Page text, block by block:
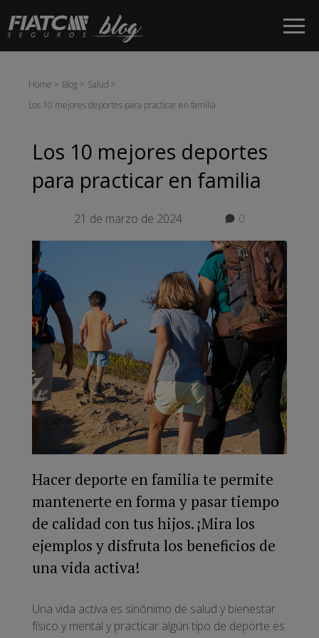
Saltar al contenido principal
Home Blog
Salud
Los 10 mejores deportes para practicar en familia
Los 10 mejores deportes
para practicar en familia
21 de marzo de 2024 0
Hacer deporte en familia te permite
mantenerte en forma y pasar tiempo
de calidad con tus hijos. ¡Mira los
ejemplos y disfruta los beneficios de
una vida activa!
Una vida activa es sinónimo de salud y bienestar
físico y mental y practicar algún tipo de deporte es